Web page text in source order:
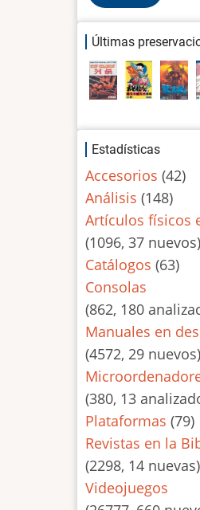
Últimas
Estadísticas
Accesorios (42)
Análisis (148)
Artículos físicos
(1096, 37 nuevos)
Catálogos (63)
Consolas
(862, 180
Manuales en
(4572, 29 nuevos)
(380, 13
Plataformas (79)
Revistas en la
(2298, 14 nuevas)
Videojuegos